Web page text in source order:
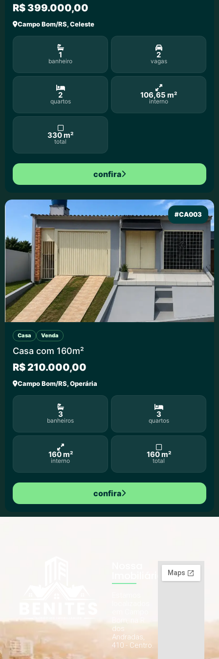
R$ 399.000,00
Campo Bom/RS, Celeste
1
banheiro
2
vagas
2
quartos
106,65 m²
interno
330 m²
total
confira
#CA003
Casa Venda
Casa com 160m²
R$ 210.000,00
Campo Bom/RS, Operária
3
banheiros
3
quartos
160 m²
interno
160 m²
total
confira
dos
Andradas,
410 - Centro.